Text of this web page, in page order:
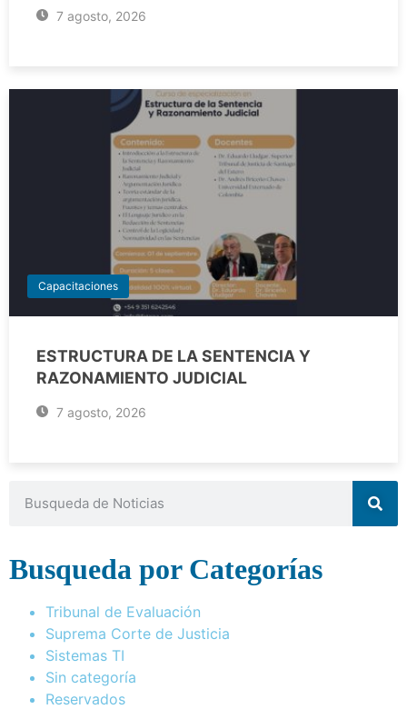
7 agosto, 2026
Capacitaciones
ESTRUCTURA DE LA SENTENCIA Y
RAZONAMIENTO JUDICIAL
7 agosto, 2026
Busqueda por Categorías
Tribunal de Evaluación
Suprema Corte de Justicia
Sistemas TI
Sin categoría
Reservados